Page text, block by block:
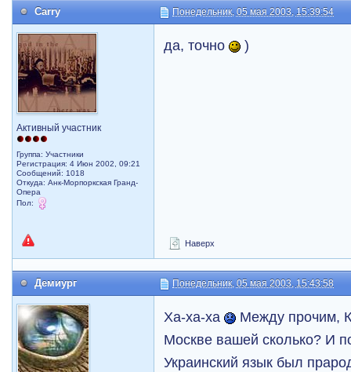
Carry Понедельник, 05 мая 2003, 15:39:54
Активный участник
Группа: Участники
Регистрация: 4 Июн 2002, 09:21
Сообщений: 1018
Откуда: Анк-Морпоркская Гранд-
Опера
Пол:
да, точно )
Наверх
Демиург Понедельник, 05 мая 2003, 15:43:58
Ха-ха-ха
Между прочим,
Москве вашей сколько? И
Украинский язык был